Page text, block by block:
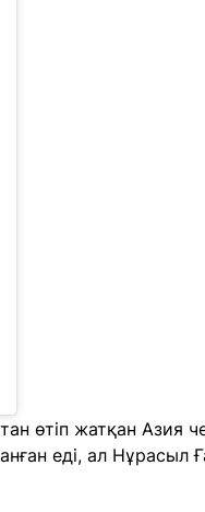
өтіп жатқан Азия
еді, ал Нұрасыл